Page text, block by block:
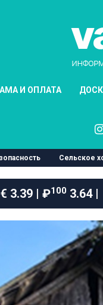
И ОПЛАТА
Сельское
3.39 | ₽1003.64 |